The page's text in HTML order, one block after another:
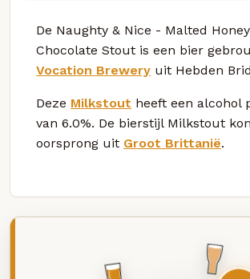
De Naughty & Nice - Malted
Chocolate Stout is een bier
Vocation Brewery uit Hebden
Deze Milkstout heeft een alcohol
van 6.0%. De bierstijl Milkstout
oorsprong uit Groot Brittanië.